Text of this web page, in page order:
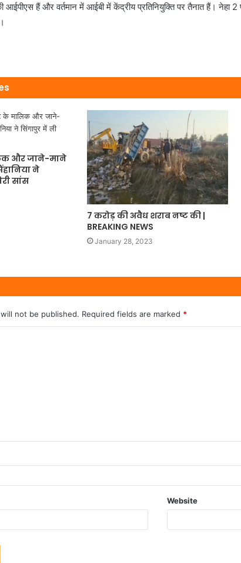
आईपीएस हैं और वर्तमान में आईबी में केंद्रीय प्रतिनियुक्ति पर तैनात हैं।
और जाने-माने
ने
सांस
7 करोड़ की अवैध शराब नष्ट की |
BREAKING NEWS
January 28, 2023
not be published. Required fields are marked *
Website